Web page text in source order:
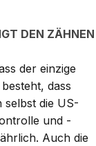
DEN ZÄHNEN
der einzige
dass
selbst die US-
und -
Auch die